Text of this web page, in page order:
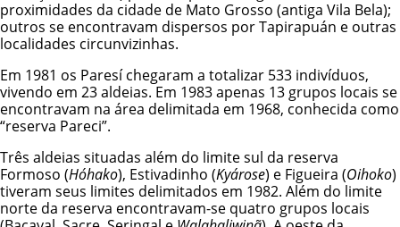
proximidades da cidade de Mato Grosso (antiga Vila Bela);
outros se encontravam dispersos por Tapirapuán e outras
localidades circunvizinhas.
Em 1981 os Paresí chegaram a totalizar 533 indivíduos,
vivendo em 23 aldeias. Em 1983 apenas 13 grupos locais se
encontravam na área delimitada em 1968, conhecida como
“reserva Pareci”.
Três aldeias situadas além do limite sul da reserva
Formoso (Hóhako), Estivadinho (Kyárose) e Figueira (Oihoko)
tiveram seus limites delimitados em 1982. Além do limite
norte da reserva encontravam-se quatro grupos locais